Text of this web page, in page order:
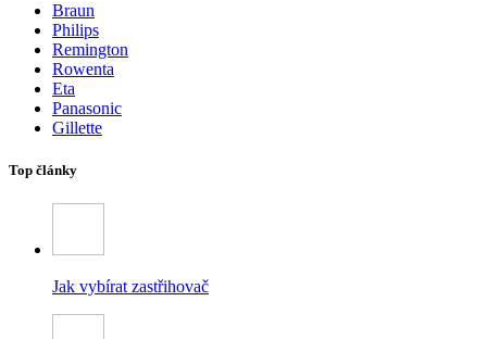
Braun
Philips
Remington
Rowenta
Eta
Panasonic
Gillette
Top články
Jak vybírat zastřihovač